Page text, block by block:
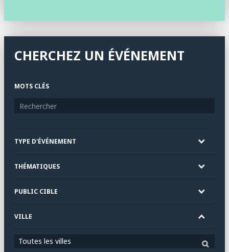
CHERCHEZ UN ÉVÉNEMENT
MOTS CLÉS
TYPE D'ÉVÉNEMENT
THÉMATIQUES
PUBLIC CIBLE
VILLE
Toutes les villes